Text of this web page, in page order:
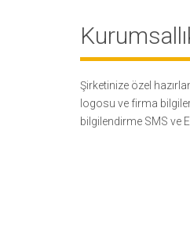
Şirketinize özel
logosu ve firma
bilgilendirme SMS ve